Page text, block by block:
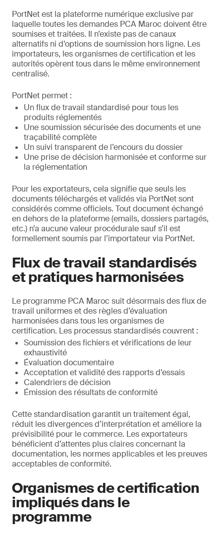
PortNet est la plateforme numérique exclusive par
laquelle toutes les demandes PCA Maroc doivent être
soumises et traitées. Il n’existe pas de canaux
alternatifs ni d’options de soumission hors ligne. Les
importateurs, les organismes de certification et les
autorités opèrent tous dans le même environnement
centralisé.
PortNet permet :
Un flux de travail standardisé pour tous les
produits réglementés
Une soumission sécurisée des documents et une
traçabilité complète
Un suivi transparent de l’encours du dossier
Une prise de décision harmonisée et conforme sur
la réglementation
Pour les exportateurs, cela signifie que seuls les
documents téléchargés et validés via PortNet sont
considérés comme officiels. Tout document échangé
en dehors de la plateforme (emails, dossiers partagés,
etc.) n’a aucune valeur procédurale sauf s’il est
formellement soumis par l’importateur via PortNet.
Flux de travail standardisés
et pratiques harmonisées
Le programme PCA Maroc suit désormais des flux de
travail uniformes et des règles d’évaluation
harmonisées dans tous les organismes de
certification. Les processus standardisés couvrent :
Soumission des fichiers et vérifications de leur
exhaustivité
Évaluation documentaire
Acceptation et validité des rapports d’essais
Calendriers de décision
Émission des résultats de conformité
Cette standardisation garantit un traitement égal,
réduit les divergences d’interprétation et améliore la
prévisibilité pour le commerce. Les exportateurs
bénéficient d’attentes plus claires concernant la
documentation, les normes applicables et les preuves
acceptables de conformité.
Organismes de certification
impliqués dans le
programme